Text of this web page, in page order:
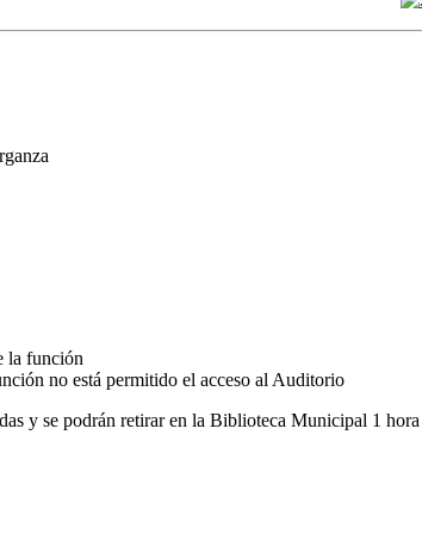
la función
no está permitido el acceso al Auditorio
y se podrán retirar en la Biblioteca Municipal 1